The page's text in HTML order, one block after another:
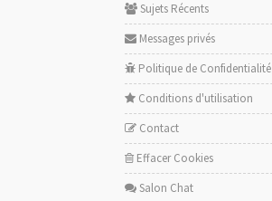
Sujets Récents
Messages privés
Politique de Confidentialité
Conditions d'utilisation
Contact
Effacer Cookies
Salon Chat